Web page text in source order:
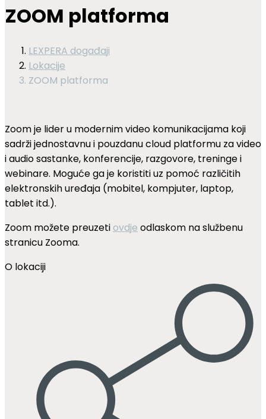
ZOOM platforma
LEXPERA događaji
Lokacije
ZOOM platforma
Zoom je lider u modernim video komunikacijama koji
sadrži jednostavnu i pouzdanu cloud platformu za video
i audio sastanke, konferencije, razgovore, treninge i
webinare. Moguće ga je koristiti uz pomoć različitih
elektronskih uređaja (mobitel, kompjuter, laptop,
tablet itd.).
Zoom možete preuzeti ovdje odlaskom na službenu
stranicu Zooma.
O lokaciji